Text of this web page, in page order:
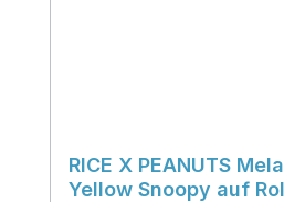
RICE X PEANUTS
Yellow Snoopy auf